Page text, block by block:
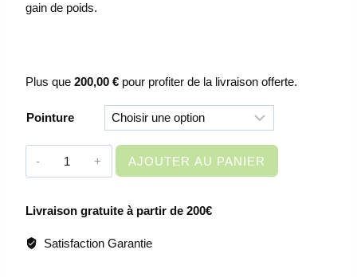
gain de poids.
Plus que 200,00 € pour profiter de la livraison offerte.
Pointure
quantité
DE
BASSES
AJOUTER AU PANIER
Livraison gratuite à partir de 200€
Satisfaction Garantie